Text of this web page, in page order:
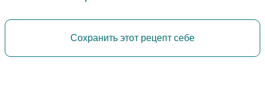
Сохранить этот рецепт себе